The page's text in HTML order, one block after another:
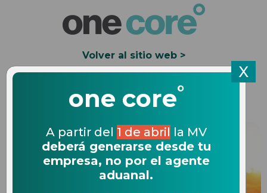
Volver al sitio web >
Solicita una Demo
X
one core°
A partir del 1 de abril la MV
deberá generarse desde tu
empresa, no por el agente
aduanal.